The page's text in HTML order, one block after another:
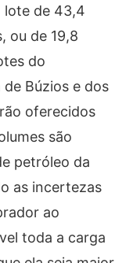
lote de 43,4
ou de 19,8
do
Búzios e dos
oferecidos
são
petróleo da
as incertezas
ao
toda a carga